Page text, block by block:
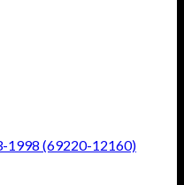
1998 (69220-12160)